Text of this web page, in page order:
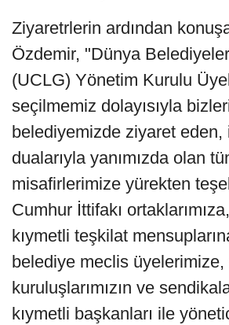
Ziyaretrlerin ardından
Özdemir, "Dünya
(UCLG) Yönetim Kurulu
seçilmemiz dolayısıyla
belediyemizde ziyaret
dualarıyla yanımızda olan
misafirlerimize yürekten
Cumhur İttifakı
kıymetli teşkilat
belediye meclis
kuruluşlarımızın ve
kıymetli başkanları ile